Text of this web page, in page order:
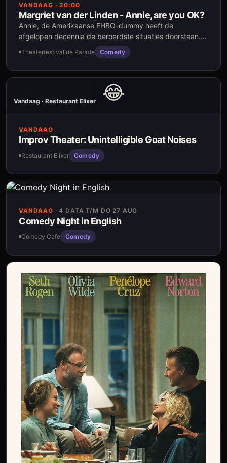
VANDAAG · 20:00
Margriet van der Linden - Annie, are you OK?
Annie, de Amerikaanse EHBO-dummy heeft de
afgelopen decennia de beroerdste situaties doorstaan.
Maar hoe gaat het eigenlijk met haar? Daar kom je achter
tijdens deze voorstelling.
Theaterfestival de Parade Comedy
😂
Vandaag · Restaurant Elixer
VANDAAG
Improv Theater: Unintelligible Goat Noises
Restaurant Elixer Comedy
VANDAAG ·4 DATA T/M DO 27 AUG
Comedy Night in English
Comedy Cafe Comedy